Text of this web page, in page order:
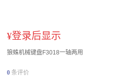
¥登录后显示
狼蛛机械键盘F3018一轴两用
0 条评价